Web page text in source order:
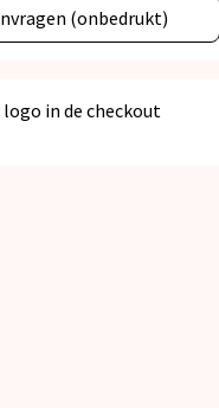
(onbedrukt)
in de checkout